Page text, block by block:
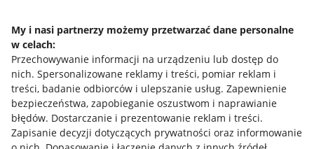
My i nasi partnerzy możemy przetwarzać dane personalne
w celach:
Przechowywanie informacji na urządzeniu lub dostęp do
nich. Spersonalizowane reklamy i treści, pomiar reklam i
treści, badanie odbiorców i ulepszanie usług. Zapewnienie
bezpieczeństwa, zapobieganie oszustwom i naprawianie
błędów. Dostarczanie i prezentowanie reklam i treści.
Zapisanie decyzji dotyczących prywatności oraz informowanie
Informacje prawne
Regulamin
Polityka plików "cookies"
Ustawienia plików "cookies"